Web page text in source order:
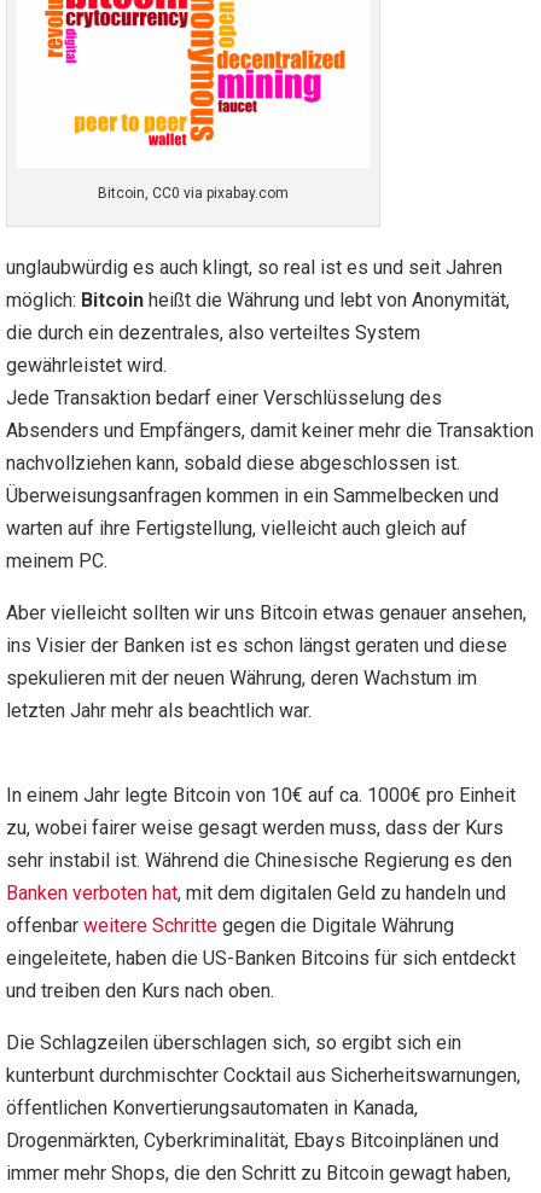
Bitcoin, CC0 via pixabay.com
unglaubwürdig es auch klingt, so real ist es und seit Jahren
möglich: Bitcoin heißt die Währung und lebt von Anonymität,
die durch ein dezentrales, also verteiltes System
gewährleistet wird.
Jede Transaktion bedarf einer Verschlüsselung des
Absenders und Empfängers, damit keiner mehr die Transaktion
nachvollziehen kann, sobald diese abgeschlossen ist.
Überweisungsanfragen kommen in ein Sammelbecken und
warten auf ihre Fertigstellung, vielleicht auch gleich auf
meinem PC.
Aber vielleicht sollten wir uns Bitcoin etwas genauer ansehen,
ins Visier der Banken ist es schon längst geraten und diese
spekulieren mit der neuen Währung, deren Wachstum im
letzten Jahr mehr als beachtlich war.
In einem Jahr legte Bitcoin von 10€ auf ca. 1000€ pro Einheit
zu, wobei fairer weise gesagt werden muss, dass der Kurs
sehr instabil ist. Während die Chinesische Regierung es den
Banken verboten hat, mit dem digitalen Geld zu handeln und
offenbar weitere Schritte gegen die Digitale Währung
eingeleitete, haben die US-Banken Bitcoins für sich entdeckt
und treiben den Kurs nach oben.
Die Schlagzeilen überschlagen sich, so ergibt sich ein
kunterbunt durchmischter Cocktail aus Sicherheitswarnungen,
öffentlichen Konvertierungsautomaten in Kanada,
Drogenmärkten, Cyberkriminalität, Ebays Bitcoinplänen und
immer mehr Shops, die den Schritt zu Bitcoin gewagt haben,